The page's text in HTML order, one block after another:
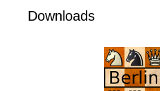
Downloads